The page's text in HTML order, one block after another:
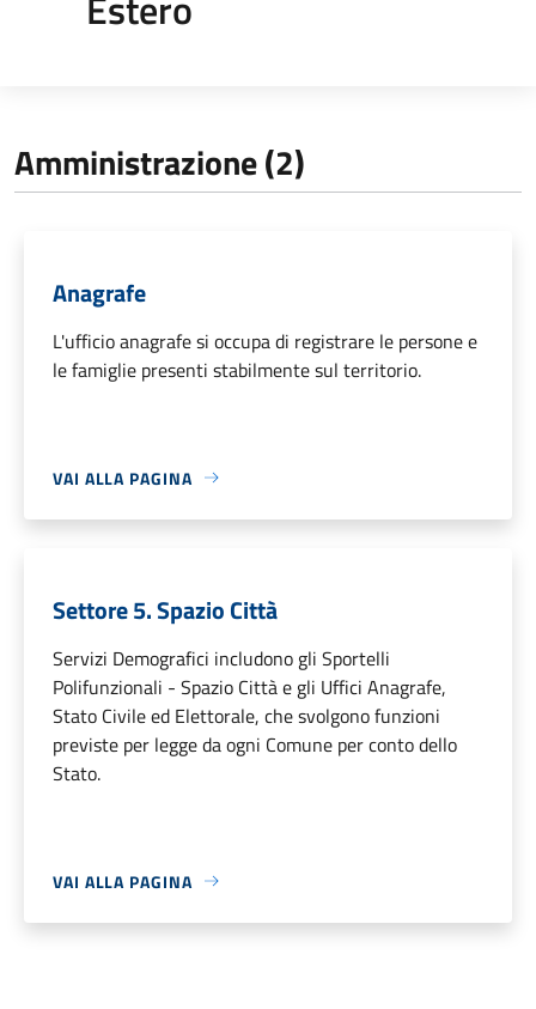
Amministrazione (2)
Anagrafe
L'ufficio anagrafe si occupa di registrare le persone e
le famiglie presenti stabilmente sul territorio.
VAI ALLA PAGINA
Settore 5. Spazio Città
Servizi Demografici includono gli Sportelli
Polifunzionali - Spazio Città e gli Uffici Anagrafe,
Stato Civile ed Elettorale, che svolgono funzioni
previste per legge da ogni Comune per conto dello
Stato.
VAI ALLA PAGINA